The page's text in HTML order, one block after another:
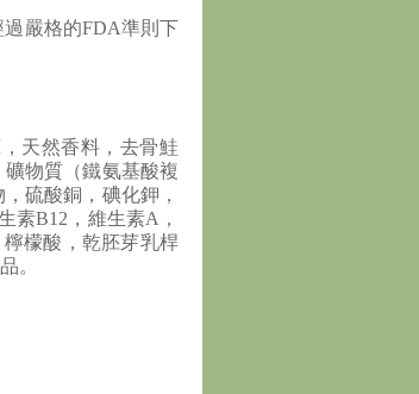
嚴格的FDA準則下
天然香料，去骨鮭
物質（鐵氨基酸複
硫酸銅，碘化鉀，
素B12，維生素A，
檬酸，乾胚芽乳桿
。